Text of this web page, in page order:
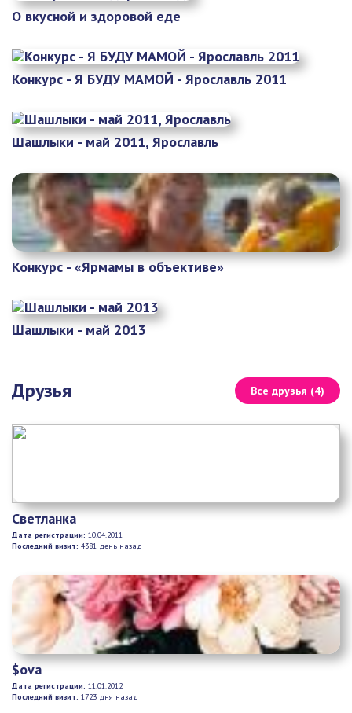
О вкусной и здоровой еде
Конкурс - Я БУДУ МАМОЙ - Ярославль 2011
Шашлыки - май 2011, Ярославль
Конкурс - «Ярмамы в объективе»
Шашлыки - май 2013
Все друзья (4)
Друзья
Светланка
Дата регистрации: 10.04.2011
Последний визит: 4381 день назад
$ova
Дата регистрации: 11.01.2012
Последний визит: 1723 дня назад